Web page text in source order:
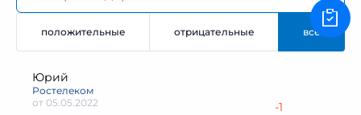
положительные отрицательные все
-1
Юрий
Ростелеком
от 05.05.2022